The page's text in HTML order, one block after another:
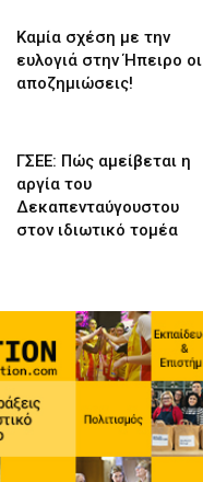
Καμία σχέση με την
ευλογιά στην Ήπειρο οι
αποζημιώσεις!
ΓΣΕΕ: Πώς αμείβεται η
αργία του
Δεκαπενταύγουστου
στον ιδιωτικό τομέα